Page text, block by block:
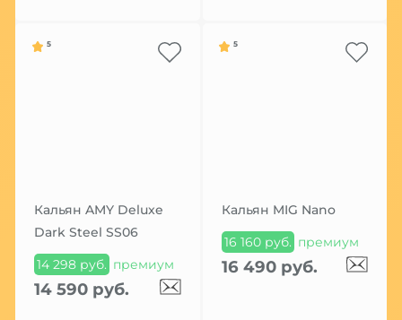
5
Кальян AMY Deluxe
Dark Steel SS06
14 298 руб. премиум
14 590 руб.
5
Кальян MIG Nano
16 160 руб. премиум
16 490 руб.